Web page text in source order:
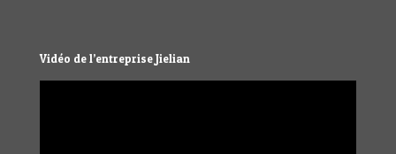
Vidéo de l’entreprise Jielian